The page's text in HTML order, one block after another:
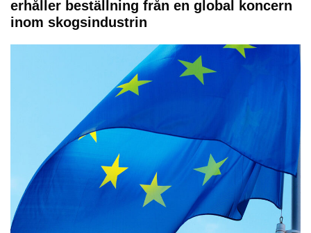
erhåller beställning från en global koncern
inom skogsindustrin